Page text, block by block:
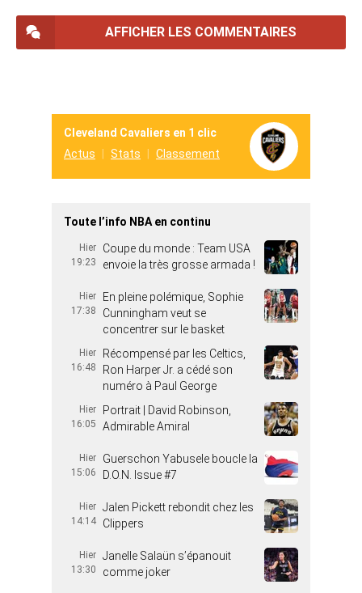
AFFICHER LES COMMENTAIRES
Cleveland Cavaliers en 1 clic
Actus
Stats Classement
Toute l’info NBA en continu
Hier
19:23
Coupe du monde : Team USA
envoie la très grosse armada !
Hier
17:38
En pleine polémique, Sophie
Cunningham veut se
concentrer sur le basket
Hier
16:48
Récompensé par les Celtics,
Ron Harper Jr. a cédé son
numéro à Paul George
Hier
16:05
Portrait | David Robinson,
Admirable Amiral
Hier
15:06
Guerschon Yabusele boucle la
D.O.N. Issue #7
Hier
14:14
Jalen Pickett rebondit chez les
Clippers
Hier
13:30
Janelle Salaün s’épanouit
comme joker